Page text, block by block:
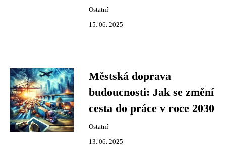
Ostatní
15. 06. 2025
Městská doprava
budoucnosti: Jak se změní
cesta do práce v roce 2030
Ostatní
13. 06. 2025